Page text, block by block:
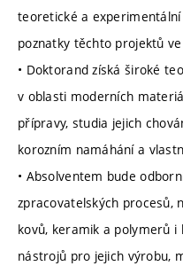
teoretické a
poznatky těchto projektů
• Doktorand získá široké
v oblasti moderních
přípravy, studia jejich
korozním namáhání a
• Absolventem bude
zpracovatelských procesů,
kovů, keramik a polymerů
nástrojů pro jejich výrobu,